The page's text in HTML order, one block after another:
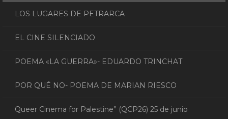
LOS LUGARES DE PETRARCA
EL CINE SILENCIADO
POEMA «LA GUERRA»- EDUARDO TRINCHAT
POR QUÉ NO- POEMA DE MARIAN RIESCO
Queer Cinema for Palestine” (QCP26) 25 de junio